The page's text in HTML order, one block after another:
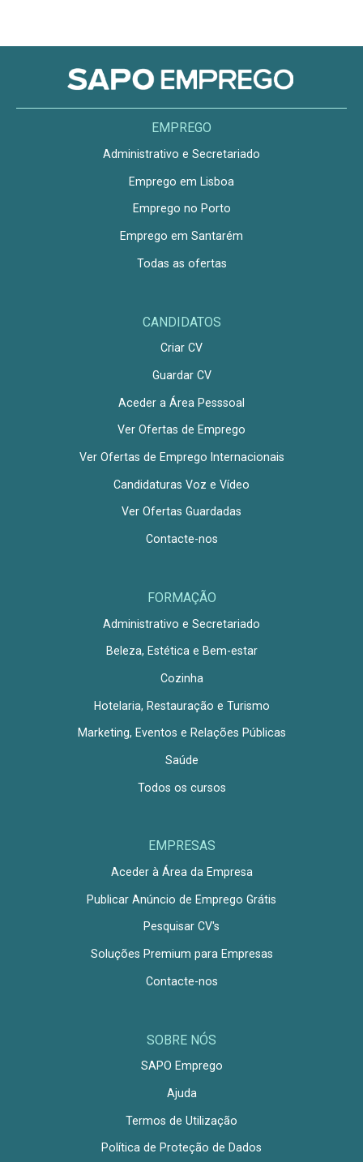
EMPREGO
Administrativo e Secretariado
Emprego em Lisboa
Emprego no Porto
Emprego em Santarém
Todas as ofertas
CANDIDATOS
Criar CV
Guardar CV
Aceder a Área Pesssoal
Ver Ofertas de Emprego
Ver Ofertas de Emprego Internacionais
Candidaturas Voz e Vídeo
Ver Ofertas Guardadas
Contacte-nos
FORMAÇÃO
Administrativo e Secretariado
Beleza, Estética e Bem-estar
Cozinha
Hotelaria, Restauração e Turismo
Marketing, Eventos e Relações Públicas
Saúde
Todos os cursos
EMPRESAS
Aceder à Área da Empresa
Publicar Anúncio de Emprego Grátis
Pesquisar CV's
Soluções Premium para Empresas
Contacte-nos
SOBRE NÓS
SAPO Emprego
Ajuda
Termos de Utilização
Política de Proteção de Dados